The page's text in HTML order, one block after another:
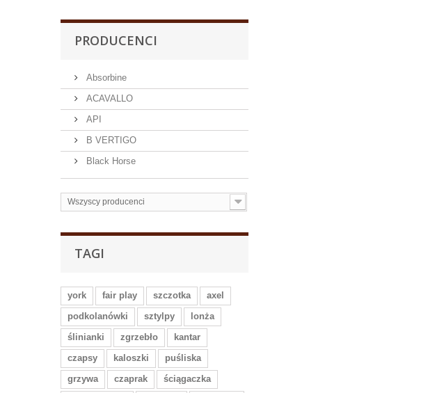
PRODUCENCI
Absorbine
ACAVALLO
API
B VERTIGO
Black Horse
Wszyscy producenci
TAGI
york fair play szczotka
axel
podkolanówki
sztylpy
lonża
ślinianki
zgrzebło
kantar
czapsy
kaloszki
puśliska
grzywa
czaprak
ściągaczka